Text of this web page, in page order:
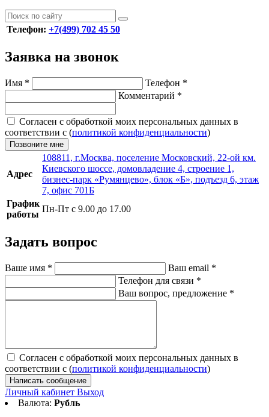
Телефон: +7(499) 702 45 50
Заявка на звонок
Имя * Телефон *
Комментарий *
Согласен с обработкой моих персональных данных в
соответствии с (политикой конфиденциальности)
Позвоните мне
Адрес
108811, г.Москва, поселение Московский, 22-ой км.
Киевского шоссе, домовладение 4, строение 1,
бизнес-парк «Румянцево», блок «Б», подъезд 6, этаж
7, офис 701Б
График
работы
Пн-Пт с 9.00 до 17.00
Задать вопрос
Ваше имя * Ваш email *
Телефон для связи *
Ваш вопрос, предложение *
Согласен с обработкой моих персональных данных в
соответствии с (политикой конфиденциальности)
Написать сообщение
Личный кабинет Выход
Валюта: Рубль